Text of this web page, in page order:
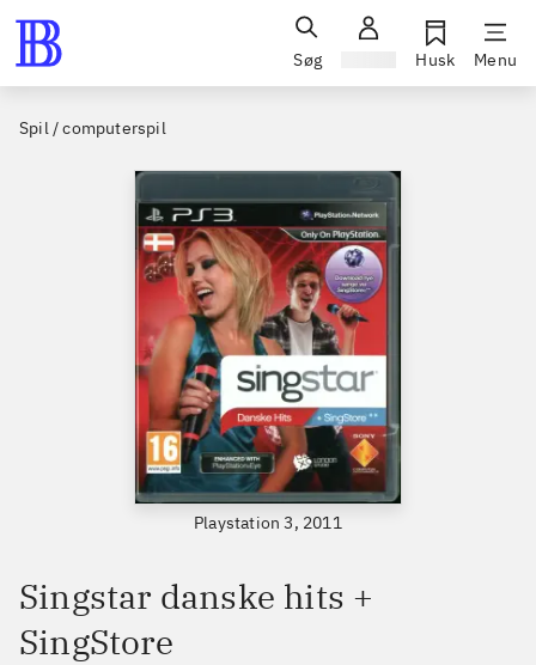
Søg Husk Menu
Spil / computerspil
Playstation 3, 2011
Singstar danske hits +
SingStore